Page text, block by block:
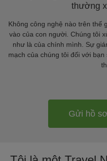
thường
Không công nghệ nào trên thế
vào của con người. Chúng tôi
như là của chính mình. Sự
mạch của chúng tôi đối với
Gửi hồ